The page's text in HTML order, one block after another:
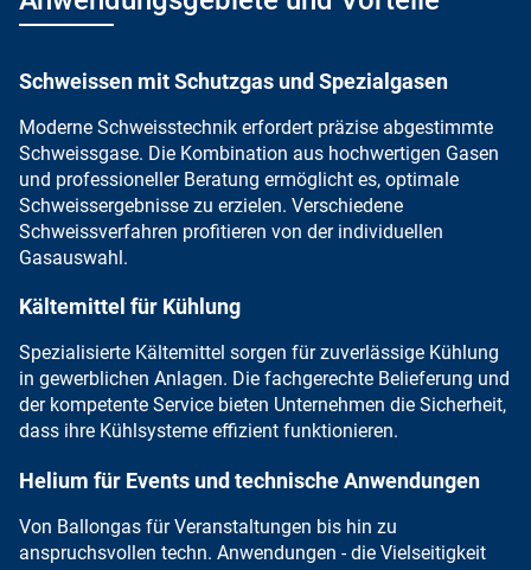
Schweissen mit Schutzgas und Spezialgasen
Moderne Schweisstechnik erfordert präzise abgestimmte
Schweissgase. Die Kombination aus hochwertigen Gasen
und professioneller Beratung ermöglicht es, optimale
Schweissergebnisse zu erzielen. Verschiedene
Schweissverfahren profitieren von der individuellen
Gasauswahl.
Kältemittel für Kühlung
Spezialisierte Kältemittel sorgen für zuverlässige Kühlung
in gewerblichen Anlagen. Die fachgerechte Belieferung und
der kompetente Service bieten Unternehmen die Sicherheit,
dass ihre Kühlsysteme effizient funktionieren.
Helium für Events und technische Anwendungen
Von Ballongas für Veranstaltungen bis hin zu
anspruchsvollen techn. Anwendungen - die Vielseitigkeit